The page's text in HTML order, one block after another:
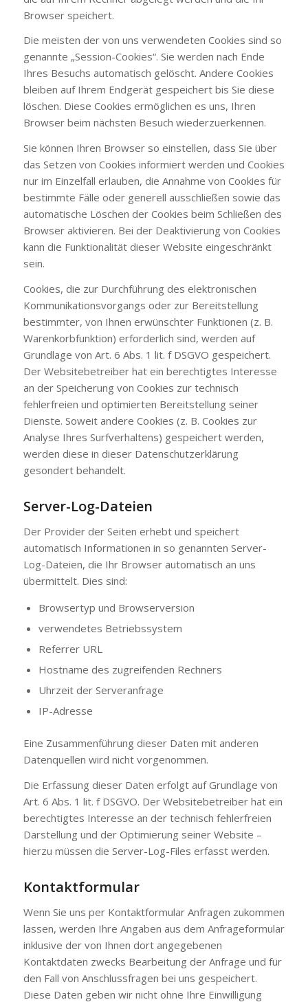
Browser speichert.
Die meisten der von uns verwendeten Cookies sind so
genannte „Session-Cookies“. Sie werden nach Ende
Ihres Besuchs automatisch gelöscht. Andere Cookies
bleiben auf Ihrem Endgerät gespeichert bis Sie diese
löschen. Diese Cookies ermöglichen es uns, Ihren
Browser beim nächsten Besuch wiederzuerkennen.
Sie können Ihren Browser so einstellen, dass Sie über
das Setzen von Cookies informiert werden und Cookies
nur im Einzelfall erlauben, die Annahme von Cookies für
bestimmte Fälle oder generell ausschließen sowie das
automatische Löschen der Cookies beim Schließen des
Browser aktivieren. Bei der Deaktivierung von Cookies
kann die Funktionalität dieser Website eingeschränkt
sein.
Cookies, die zur Durchführung des elektronischen
Kommunikationsvorgangs oder zur Bereitstellung
bestimmter, von Ihnen erwünschter Funktionen (z. B.
Warenkorbfunktion) erforderlich sind, werden auf
Grundlage von Art. 6 Abs. 1 lit. f DSGVO gespeichert.
Der Websitebetreiber hat ein berechtigtes Interesse
an der Speicherung von Cookies zur technisch
fehlerfreien und optimierten Bereitstellung seiner
Dienste. Soweit andere Cookies (z. B. Cookies zur
Analyse Ihres Surfverhaltens) gespeichert werden,
werden diese in dieser Datenschutzerklärung
gesondert behandelt.
Server-Log-Dateien
Der Provider der Seiten erhebt und speichert
automatisch Informationen in so genannten Server-
Log-Dateien, die Ihr Browser automatisch an uns
übermittelt. Dies sind:
Browsertyp und Browserversion
verwendetes Betriebssystem
Referrer URL
Hostname des zugreifenden Rechners
Uhrzeit der Serveranfrage
IP-Adresse
Eine Zusammenführung dieser Daten mit anderen
Datenquellen wird nicht vorgenommen.
Die Erfassung dieser Daten erfolgt auf Grundlage von
Art. 6 Abs. 1 lit. f DSGVO. Der Websitebetreiber hat ein
berechtigtes Interesse an der technisch fehlerfreien
Darstellung und der Optimierung seiner Website –
hierzu müssen die Server-Log-Files erfasst werden.
Kontaktformular
Wenn Sie uns per Kontaktformular Anfragen zukommen
lassen, werden Ihre Angaben aus dem Anfrageformular
inklusive der von Ihnen dort angegebenen
Kontaktdaten zwecks Bearbeitung der Anfrage und für
den Fall von Anschlussfragen bei uns gespeichert.
Diese Daten geben wir nicht ohne Ihre Einwilligung